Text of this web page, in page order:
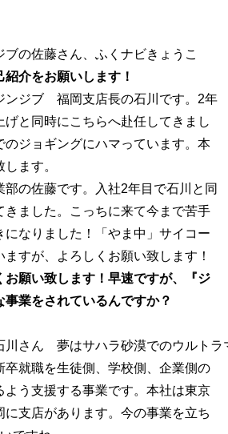
の佐藤さん、ふくナビきょうこ
介をお願いします！
ンジブ 福岡支店長の石川です。2年
と同時にこちらへ赴任してきまし
のジョギングにハマっています。本
ます。
部の佐藤です。入社2年目で石川と同
きました。こっちに来て今まで苦手
になりました！「やま中」サイコー
すが、よろしくお願い致します！
お願い致します！早速ですが、『ジ
事業をされているんですか？
さん 夢はサハラ砂漠でのウルトラ
卒就職を生徒側、学校側、企業側の
よう支援する事業です。本社は東京
に支店があります。今の事業を立ち